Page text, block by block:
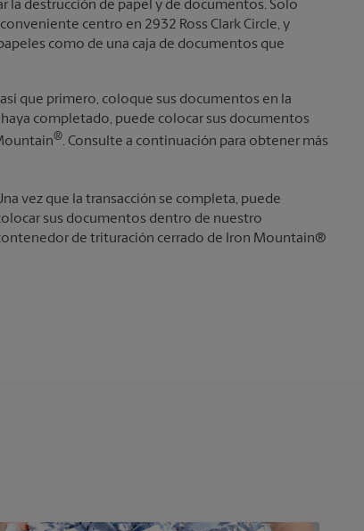
la destrucción de papel y de documentos. Solo
centro en 2932 Ross Clark Circle, y
como de una caja de documentos que
que primero, coloque sus documentos en la
completado, puede colocar sus documentos
®. Consulte a continuación para obtener más
vez que la transacción se completa, puede
sus documentos dentro de nuestro
de trituración cerrado de Iron Mountain®